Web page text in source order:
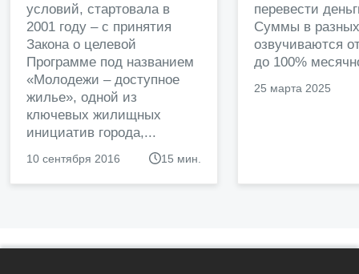
условий, стартовала в
2001 году – с принятия
Закона о целевой
Программе под названием
«Молодежи – доступное
жилье», одной из
ключевых жилищных
инициатив города,...
10 сентября 2016 15 мин.
перевести
Суммы в
озвучиваются
до 100%
25 марта 2025